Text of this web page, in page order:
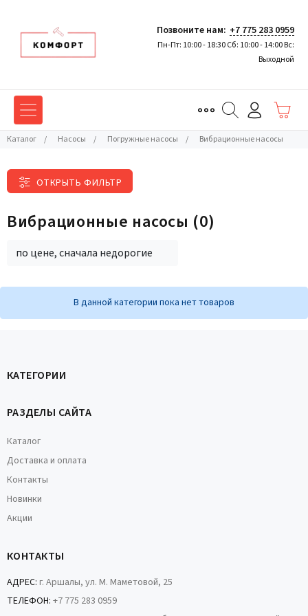
Позвоните нам: +7 775 283 0959
Пн-Пт: 10:00 - 18:30 Сб: 10:00 - 14:00 Вс:
Выходной
Каталог / Насосы / Погружные насосы / Вибрационные насосы
ОТКРЫТЬ ФИЛЬТР
Вибрационные насосы (0)
по цене, сначала недорогие
В данной категории пока нет товаров
КАТЕГОРИИ
РАЗДЕЛЫ САЙТА
Каталог
Доставка и оплата
Контакты
Новинки
Акции
КОНТАКТЫ
АДРЕС: г. Аршалы, ул. М. Маметовой, 25
ТЕЛЕФОН: +7 775 283 0959